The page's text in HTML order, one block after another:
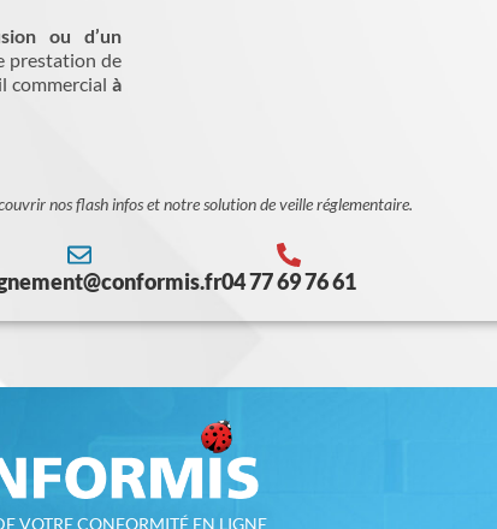
ou d’un
prestation de
commercialà
nos flash infos et notre solution de veille réglementaire.
04 77 69 76 61
VOTRE CONFORMITÉ EN LIGNE